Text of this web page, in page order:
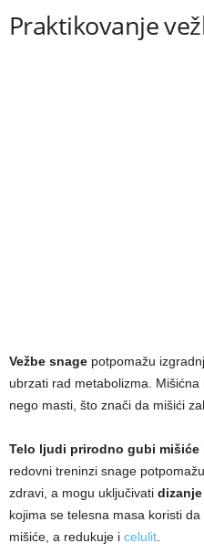
Praktikovanje
Vežbe snage potpomažu
ubrzati rad metabolizma.
nego masti, što znači da mišići
Telo ljudi prirodno gubi mišiće
redovni treninzi snage
zdravi, a mogu uključivati
kojima se telesna masa koristi
mišiće, a redukuje i celulit